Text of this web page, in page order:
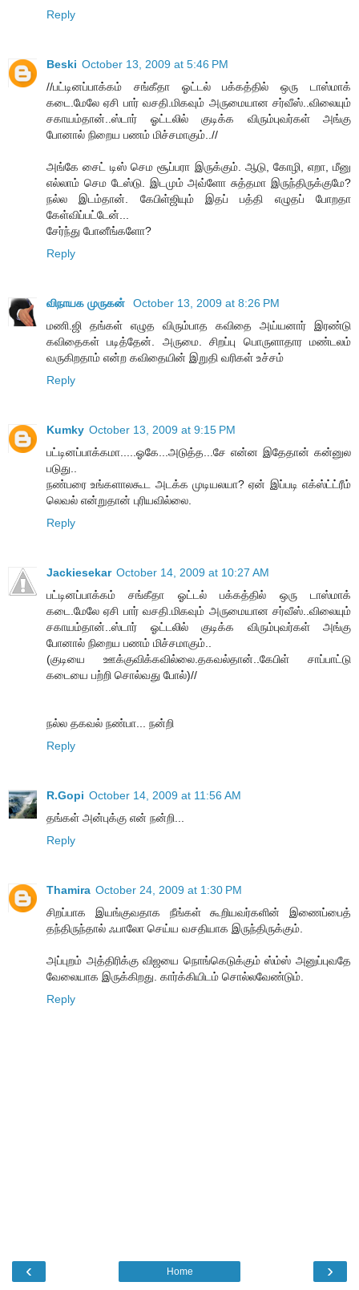
Reply
Beski October 13, 2009 at 5:46 PM
//பட்டினப்பாக்கம் சங்கீதா ஓட்டல் பக்கத்தில் ஒரு டாஸ்மாக்
கடை.மேலே ஏசி பார் வசதி.மிகவும் அருமையான சர்வீஸ்..விலையும்
சகாயம்தான்..ஸ்டார் ஓட்டலில் குடிக்க விரும்புவர்கள் அங்கு
போனால் நிறைய பணம் மிச்சமாகும்..//
அங்கே சைட் டிஸ் செம சூப்பரா இருக்கும். ஆடு, கோழி, எறா, மீனு
எல்லாம் செம டேஸ்டு. இடமும் அவ்ளோ சுத்தமா இருந்திருக்குமே?
நல்ல இடம்தான். கேபிள்ஜியும் இதப் பத்தி எழுதப் போறதா
கேள்விப்பட்டேன்...
சேர்ந்து போனீங்களோ?
Reply
விநாயக முருகன்
October 13, 2009 at 8:26 PM
மணி.ஜி தங்கள் எழுத விரும்பாத கவிதை அய்யனார் இரண்டு
கவிதைகள் படித்தேன். அருமை. சிறப்பு பொருளாதார மண்டலம்
வருகிறதாம் என்ற கவிதையின் இறுதி வரிகள் உச்சம்
Reply
Kumky October 13, 2009 at 9:15 PM
பட்டினப்பாக்கமா.....ஓகே...அடுத்த...சே என்ன இதேதான் கன்னுல
படுது..
நண்பரை உங்களாலகூட அடக்க முடியலயா? ஏன் இப்படி எக்ஸ்ட்ட்ரீம்
லெவல் என்றுதான் புரியவில்லை.
Reply
Jackiesekar October 14, 2009 at 10:27 AM
பட்டினப்பாக்கம் சங்கீதா ஓட்டல் பக்கத்தில் ஒரு டாஸ்மாக்
கடை.மேலே ஏசி பார் வசதி.மிகவும் அருமையான சர்வீஸ்..விலையும்
சகாயம்தான்..ஸ்டார் ஓட்டலில் குடிக்க விரும்புவர்கள் அங்கு
போனால் நிறைய பணம் மிச்சமாகும்..
(குடியை ஊக்குவிக்கவில்லை.தகவல்தான்..கேபிள் சாப்பாட்டு
கடையை பற்றி சொல்வது போல்)//
நல்ல தகவல் நண்பா... நன்றி
Reply
R.Gopi October 14, 2009 at 11:56 AM
தங்கள் அன்புக்கு என் நன்றி...
Reply
Thamira October 24, 2009 at 1:30 PM
சிறப்பாக இயங்குவதாக நீங்கள் கூறியவர்களின் இணைப்பைத்
தந்திருந்தால் ஃபாலோ செய்ய வசதியாக இருந்திருக்கும்.
அப்புறம் அத்திரிக்கு விஜயை நொங்கெடுக்கும் ஸ்ம்ஸ் அனுப்புவதே
வேலையாக இருக்கிறது. கார்க்கியிடம் சொல்லவேண்டும்.
Reply
‹ ›
Home